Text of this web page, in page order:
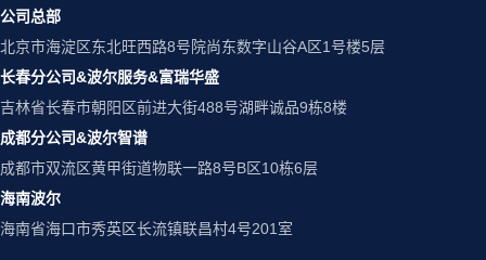
公司总部
北京市海淀区东北旺西路8号院尚东数字山谷A区1号楼5层
长春分公司&波尔服务&富瑞华盛
吉林省长春市朝阳区前进大街488号湖畔诚品9栋8楼
成都分公司&波尔智谱
成都市双流区黄甲街道物联一路8号B区10栋6层
海南波尔
海南省海口市秀英区长流镇联昌村4号201室